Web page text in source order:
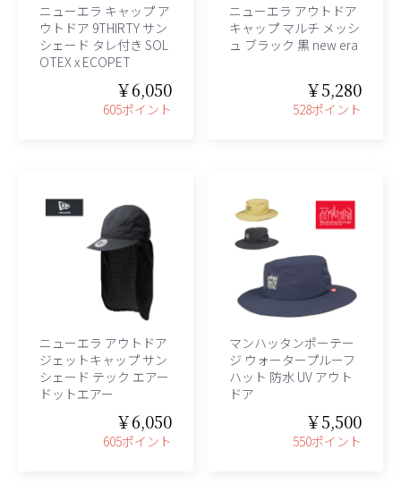
ニューエラ キャップ ア
ウトドア 9THIRTY サン
シェード タレ付き SOL
OTEX x ECOPET
￥6,050
605ポイント
ニューエラ アウトドア
キャップ マルチ メッシ
ュ ブラック 黒 new era
￥5,280
528ポイント
ニューエラ アウトドア
ジェットキャップ サン
シェード テック エアー
ドットエアー
￥6,050
605ポイント
マンハッタンポーテー
ジ ウォータープルーフ
ハット 防水 UV アウト
ドア
￥5,500
550ポイント